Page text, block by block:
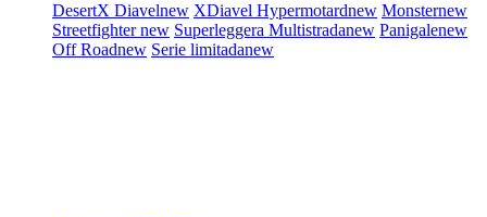
DesertX Diavelnew XDiavel Hypermotardnew Monsternew
Streetfighternew Superleggera Multistradanew Panigalenew
Off Roadnew Serie limitadanew